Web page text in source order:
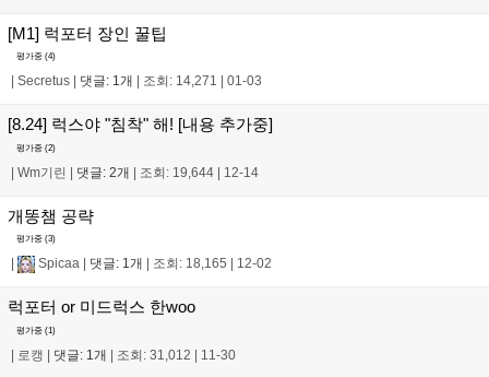
[M1] 럭포터 장인 꿀팁
평가중 (4)
Secretus 댓글: 1개 조회: 14,271 01-03
[8.24] 럭스야 "침착" 해! [내용 추가중]
평가중 (2)
| Wm기린 | 댓글: 2개 | 조회: 19,644 | 12-14
개똥챔 공략
평가중 (3)
Spicaa 댓글: 1개 조회: 18,165 12-02
럭포터 or 미드럭스 한woo
평가중 (1)
| 로캥 | 댓글: 1개 | 조회: 31,012 | 11-30